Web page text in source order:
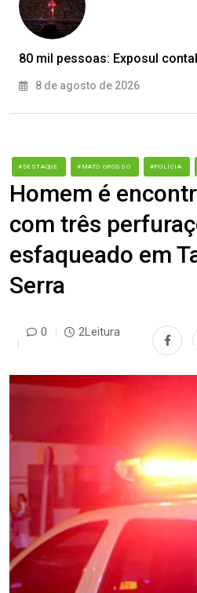
80 mil pessoas: Exposul
8 de agosto de 2026
#DESTAQUE #MATO GROSSO #POLÍCIA
Homem é
com três
esfaqueado em
Serra
0 2Leitura